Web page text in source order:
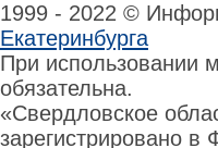
1999 - 2022 ©
Екатеринбурга
При использовании
обязательна.
«Свердловское
зарегистрировано